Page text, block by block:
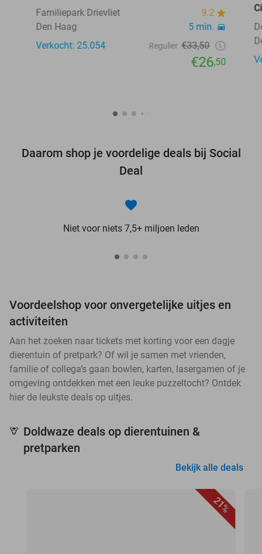
Familiepark Drievliet
9.2
Den Haag
5 min.
Verkocht: 25.054
Regulier €33,50
€26,50
Daarom shop je voordelige deals bij Social
Deal
Niet voor niets 7,5+ miljoen leden
Voordeelshop voor onvergetelijke uitjes en
activiteiten
Aan het zoeken naar tickets met korting voor een dagje
dierentuin of pretpark? Of wil je samen met vrienden,
familie of collega’s gaan bowlen, karten, lasergamen of je
omgeving ontdekken met een leuke puzzeltocht? Ontdek
hier de leukste deals op uitjes.
🦒 Doldwaze deals op dierentuinen &
pretparken
Bekijk alle deals
21%